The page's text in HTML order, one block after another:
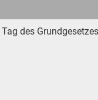
des